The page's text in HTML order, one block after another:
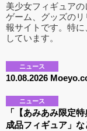
美少女フィギュアの
ゲーム、グッズの
報サイトです。特
しています。
ニュース
10.08.2026
ニュース
「【あみあみ限定
成品フィギュア」